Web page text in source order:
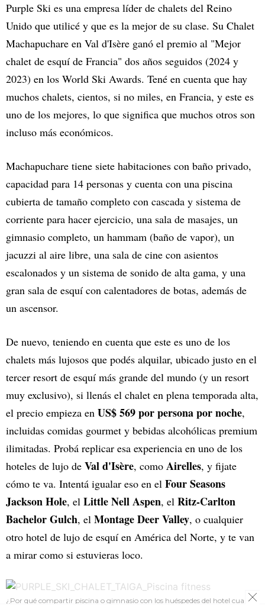
Purple Ski es una empresa líder de chalets del Reino
Unido que utilicé y que es la mejor de su clase. Su Chalet
Machapuchare en Val d'Isère ganó el premio al "Mejor
chalet de esquí de Francia" dos años seguidos (2024 y
2023) en los World Ski Awards. Tené en cuenta que hay
muchos chalets, cientos, si no miles, en Francia, y este es
uno de los mejores, lo que significa que muchos otros son
incluso más económicos.
Machapuchare tiene siete habitaciones con baño privado,
capacidad para 14 personas y cuenta con una piscina
cubierta de tamaño completo con cascada y sistema de
corriente para hacer ejercicio, una sala de masajes, un
gimnasio completo, un hammam (baño de vapor), un
jacuzzi al aire libre, una sala de cine con asientos
escalonados y un sistema de sonido de alta gama, y una
gran sala de esquí con calentadores de botas, además de
un ascensor.
De nuevo, teniendo en cuenta que este es uno de los
chalets más lujosos que podés alquilar, ubicado justo en el
tercer resort de esquí más grande del mundo (y un resort
muy exclusivo), si llenás el chalet en plena temporada alta,
el precio empieza en US$ 569 por persona por noche,
incluidas comidas gourmet y bebidas alcohólicas premium
ilimitadas. Probá replicar esa experiencia en uno de los
hoteles de lujo de Val d'Isère, como Airelles, y fijate
cómo te va. Intentá igualar eso en el Four Seasons
Jackson Hole, el Little Nell Aspen, el Ritz-Carlton
Bachelor Gulch, el Montage Deer Valley, o cualquier
otro hotel de lujo de esquí en América del Norte, y te van
a mirar como si estuvieras loco.
¿Por qué compartir piscina o gimnasio con los huéspedes del hotel cuando